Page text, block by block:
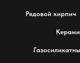
Рядовой кирпич